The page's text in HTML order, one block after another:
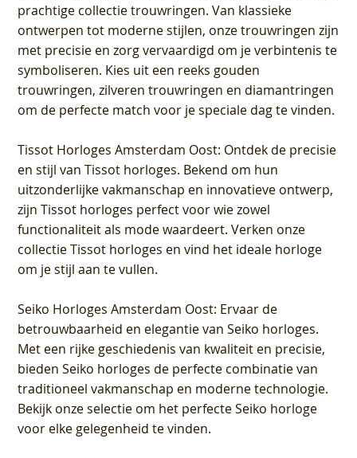
prachtige collectie trouwringen. Van klassieke
ontwerpen tot moderne stijlen, onze trouwringen zijn
met precisie en zorg vervaardigd om je verbintenis te
symboliseren. Kies uit een reeks gouden
trouwringen, zilveren trouwringen en diamantringen
om de perfecte match voor je speciale dag te vinden.
Tissot Horloges Amsterdam Oost: Ontdek de precisie
en stijl van Tissot horloges. Bekend om hun
uitzonderlijke vakmanschap en innovatieve ontwerp,
zijn Tissot horloges perfect voor wie zowel
functionaliteit als mode waardeert. Verken onze
collectie Tissot horloges en vind het ideale horloge
om je stijl aan te vullen.
Seiko Horloges Amsterdam Oost: Ervaar de
betrouwbaarheid en elegantie van Seiko horloges.
Met een rijke geschiedenis van kwaliteit en precisie,
bieden Seiko horloges de perfecte combinatie van
traditioneel vakmanschap en moderne technologie.
Bekijk onze selectie om het perfecte Seiko horloge
voor elke gelegenheid te vinden.